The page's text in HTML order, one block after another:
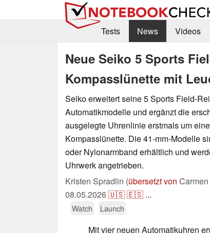
Tests
News Videos
Neue Seiko 5 Sports
Kompasslünette mit
Seiko erweitert seine 5 Sports Field-
Automatikmodelle und ergänzt die
ausgelegte Uhrenlinie erstmals um
Kompasslünette. Die 41-mm-Modelle
oder Nylonarmband erhältlich und
Uhrwerk angetrieben.
Kristen Spradlin (übersetzt von
08.05.2026🇺🇸🇪🇸 ...
Watch Launch
Mit vier neuen Automatikuhren